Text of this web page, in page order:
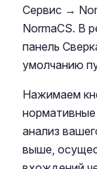
Сервис →
NormaCS. В
панель
умолчанию
Нажимаем
анализ
выше,